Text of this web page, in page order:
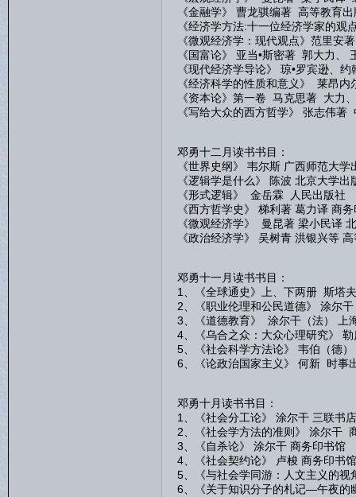
《金融学》 曹龙骐编著 高等教育出
《经济学方法:十一位经济学家的
《微观经济学：现代观点》范里安
《国富论》 亚当•斯密著 郭大力、
《现代经济学导论》 琼•罗宾逊、
《经济科学的性质和意义》 莱昂
《资本论》第一卷 马克思著 大力
《写给大众的西方哲学》 张志伟著
邓勇十二月读书书目：
《世界史纲》 韦尔斯 广西师范大学
《逻辑学是什么》 陈波 北京大学出
《形式逻辑》 金岳霖 人民出版社
《西方哲学史》 梯利著 葛力译 商
《微观经济学》 曼昆著 梁小民译
《政治经济学》 吴树青 洪银兴等
邓勇十一月读书书目：
1、《全球通史》上、下两册 斯塔
2、《职业伦理和公民道德》 涂尔
3、《道德教育》 涂尔干（法） 上
4、《乌合之众：大众心理研究》
5、《社会科学方法论》 韦伯（德
6、《论政治国家主义》 何新 时事
邓勇十月读书书目：
1、《社会分工论》 涂尔干 三联书店
2、《社会学方法的准则》 涂尔干
3、《自杀论》 涂尔干 商务印书馆
4、《社会契约论》 卢梭 商务印书馆
5、《与社会学同游：人文主义的
6、《关于知识分子的札记—午夜的